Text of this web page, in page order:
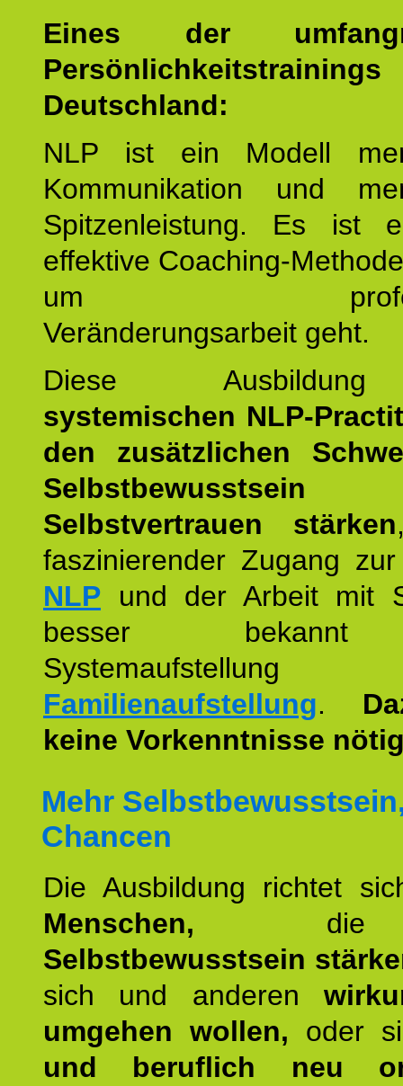
Eines der
Deutschland:
NLP ist ein Modell
Kommunikation und
Spitzenleistung. Es ist
effektive Coaching-
um
Veränderungsarbeit geht.
Diese
systemischen NLP-
den zusätzlichen
Selbstvertrauen stärken
faszinierender Zugang
NLP und der Arbeit mit
besser
Familienaufstellung.
keine Vorkenntnisse
Mehr
Chancen
Die Ausbildung richtet
Menschen, die
Selbstbewusstsein
sich und anderen
umgehen wollen, oder
und beruflich neu